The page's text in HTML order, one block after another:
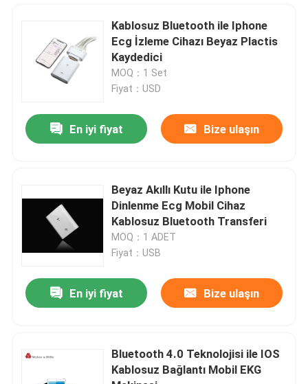
Kablosuz Bluetooth ile Iphone
Ecg İzleme Cihazı Beyaz Plactis
Kaydedici
MOQ：1 Set
Fiyat：USD
En iyi fiyat Bize ulaşın
Beyaz Akıllı Kutu ile Iphone
Dinlenme Ecg Mobil Cihaz
Kablosuz Bluetooth Transferi
MOQ：1 ADET
Fiyat：USB
En iyi fiyat Bize ulaşın
Bluetooth 4.0 Teknolojisi ile IOS
Kablosuz Bağlantı Mobil EKG